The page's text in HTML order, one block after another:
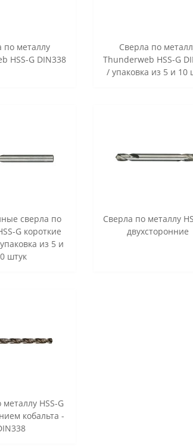
по металлу
HSS-G DIN338
Сверла по
Thunderweb HSS-G
/ упаковка из 5 и 10
cверла по
G короткие
из 5 и
штук
Сверла по металлу
двухсторонние
HSS-G
кобальта -